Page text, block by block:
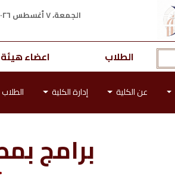
الجمعة، ٧ أغسطس ٢٠٢٦ م
الطلاب اعضاء
عن الكلية إدارة الكلية الطلاب
برامج